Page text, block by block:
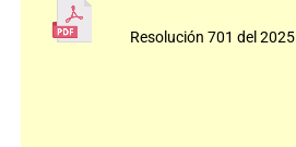
Resolución 701 del 2025